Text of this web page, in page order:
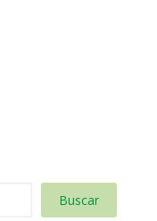
Buscar